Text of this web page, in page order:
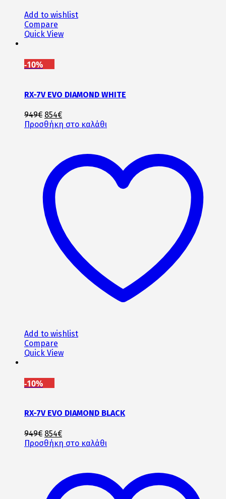
Add to wishlist
Compare
Quick View
-10%
RX-7V EVO DIAMOND WHITE
949€ Original
price
854€Η
τρέχουσα
854€.
Προσθήκη στο καλάθι
Add to wishlist
Compare
Quick View
-10%
RX-7V EVO DIAMOND BLACK
949€ Original
price
854€Η
τρέχουσα
854€.
Προσθήκη στο καλάθι